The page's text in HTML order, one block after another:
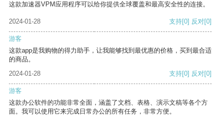
这款加速器VPM应用程序可以给你提供全球覆盖和最高安全性的连接。
2024-01-28 支持[0] 反对[0]
游客
这款app是我购物的得力助手，让我能够找到最优惠的价格，买到最合适
的商品。
2024-01-28
支持[0] 反对[0]
游客
这款办公软件的功能非常全面，涵盖了文档、表格、演示文稿等各个方
面。我可以使用它来完成日常办公的所有任务，非常方便。